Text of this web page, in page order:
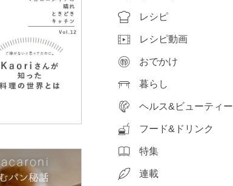
レシピ
レシピ動画
おでかけ
暮らし
ヘルス&ビューティー
フード&ドリンク
特集
連載